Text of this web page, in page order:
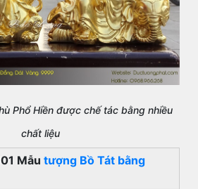
Phổ Hiền được chế tác bằng nhiều
chất liệu
Mẫu tượng Bồ Tát bằng